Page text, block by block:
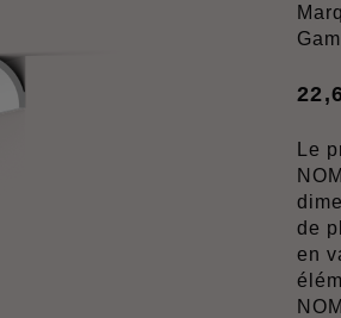
22,
Le
de
en